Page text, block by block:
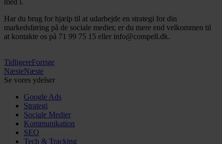
med i.
Har du brug for hjælp til at udarbejde en strategi for din
markedsføring på de sociale medier, er du mere end velkommen til
at kontakte os på 71 99 75 15 eller info@compell.dk.
TidligereForrige
NæsteNæste
Se vores ydelser
Google Ads
Strategi
Sociale Medier
Kommunikation
SEO
Tech & Tracking